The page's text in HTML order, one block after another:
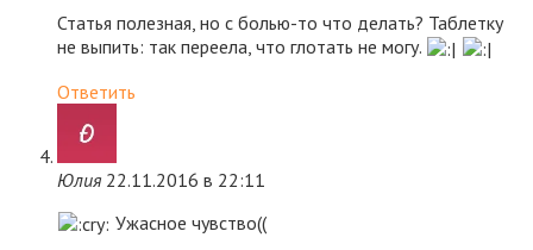
Статья полезная, но с болью-то что делать? Таблетку
не выпить: так переела, что глотать не могу.
Ответить
Юлия 22.11.2016 в 22:11
Ужасное чувство((